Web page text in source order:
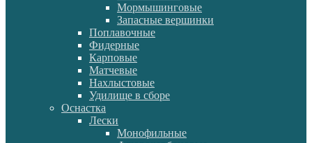
Мормышинговые
Запасные вершинки
Поплавочные
Фидерные
Карповые
Матчевые
Нахлыстовые
Удилище в сборе
Оснастка
Лески
Монофильные